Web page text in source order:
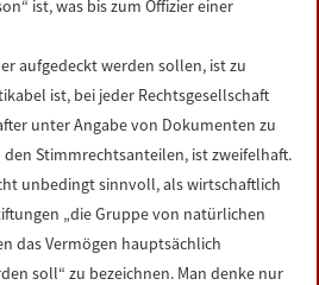
ist, was bis zum Offizier einer
aufgedeckt werden sollen, ist zu
ist, bei jeder Rechtsgesellschaft
unter Angabe von Dokumenten zu
Stimmrechtsanteilen, ist zweifelhaft.
unbedingt sinnvoll, als wirtschaftlich
„die Gruppe von natürlichen
das Vermögen hauptsächlich
soll“ zu bezeichnen. Man denke nur